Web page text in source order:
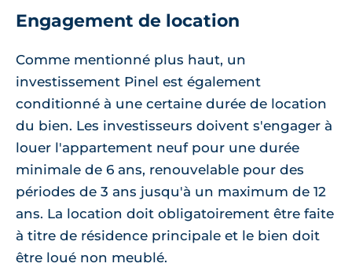
Engagement de location
Comme mentionné plus haut, un
investissement Pinel est également
conditionné à une certaine durée de location
du bien. Les investisseurs doivent s'engager à
louer l'appartement neuf pour une durée
minimale de 6 ans, renouvelable pour des
périodes de 3 ans jusqu'à un maximum de 12
ans. La location doit obligatoirement être faite
à titre de résidence principale et le bien doit
être loué non meublé.